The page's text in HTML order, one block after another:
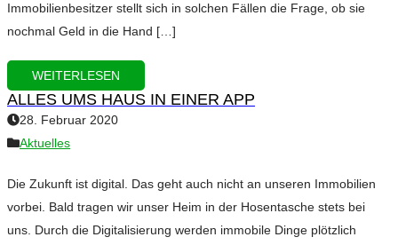
Immobilienbesitzer stellt sich in solchen Fällen die Frage, ob sie
nochmal Geld in die Hand […]
WEITERLESEN
ALLES UMS HAUS IN EINER APP
28. Februar 2020
Aktuelles
Die Zukunft ist digital. Das geht auch nicht an unseren Immobilien
vorbei. Bald tragen wir unser Heim in der Hosentasche stets bei
uns. Durch die Digitalisierung werden immobile Dinge plötzlich